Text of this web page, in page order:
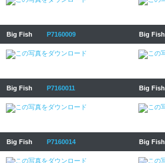
Big Fish P7160009 Big Fish
Big Fish P7160011 Big Fish
Big Fish P7160014 Big Fish